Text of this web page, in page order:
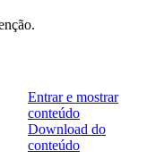
Entrar e mostrar
conteúdo
Download do
conteúdo